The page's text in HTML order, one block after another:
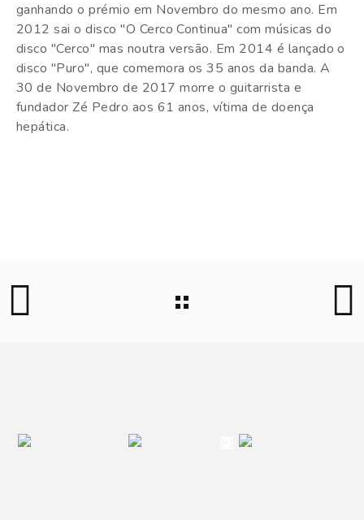
ganhando o prémio em Novembro do mesmo ano. Em
2012 sai o disco "O Cerco Continua" com músicas do
disco "Cerco" mas noutra versão. Em 2014 é lançado o
disco "Puro", que comemora os 35 anos da banda. A
30 de Novembro de 2017 morre o guitarrista e
fundador Zé Pedro aos 61 anos, vítima de doença
hepática.